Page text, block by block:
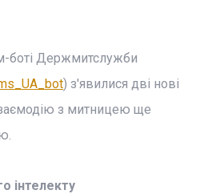
боті Держмитслужби
) з'явилися дві нові
з митницею ще
інтелекту